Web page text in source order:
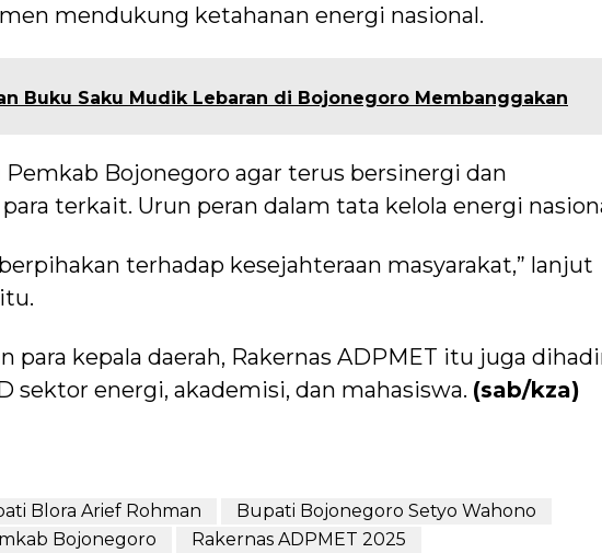
mendukung ketahanan energi nasional.
Buku Saku Mudik Lebaran di Bojonegoro Membanggakan
Bojonegoro agar terus bersinergi dan
terkait. Urun peran dalam tata kelola energi
terhadap kesejahteraan masyarakat,” lanjut
para kepala daerah, Rakernas ADPMET itu juga
sektor energi, akademisi, dan mahasiswa. (sab/kza)
Blora Arief Rohman
Bupati Bojonegoro Setyo Wahono
Bojonegoro Rakernas ADPMET 2025